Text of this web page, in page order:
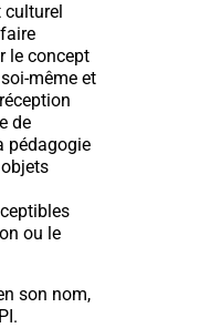
culturel
le concept
même et
de
pédagogie
ou le
son nom,